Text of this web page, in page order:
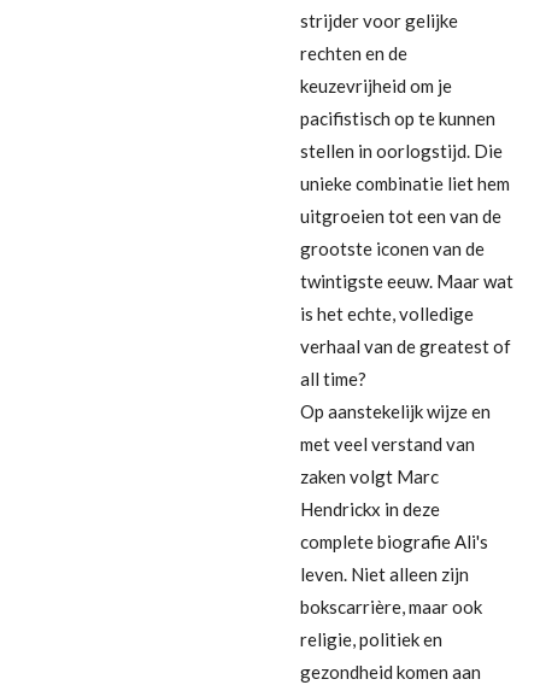
strijder voor gelijke
rechten en de
keuzevrijheid om je
pacifistisch op te kunnen
stellen in oorlogstijd. Die
unieke combinatie liet hem
uitgroeien tot een van de
grootste iconen van de
twintigste eeuw. Maar wat
is het echte, volledige
verhaal van de greatest of
all time?
Op aanstekelijk wijze en
met veel verstand van
zaken volgt Marc
Hendrickx in deze
complete biografie Ali's
leven. Niet alleen zijn
bokscarrière, maar ook
religie, politiek en
gezondheid komen aan